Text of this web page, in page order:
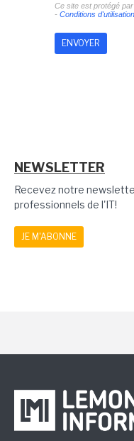
Ce site est protégé
- Conditions d'utilisation
NEWSLETTER
Recevez notre
professionnels de l'IT!
JE M'ABONNE